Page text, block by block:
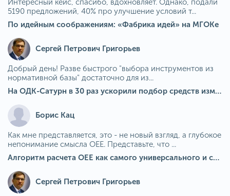
Интересный кейс, спасибо, вдохновляет. Однако, подали
5190 предложений, 40% про улучшение условий т...
По идейным соображениям: «Фабрика идей» на МГОКе
Сергей Петрович Григорьев
Добрый день! Разве быстрого "выбора инструментов из
нормативной базы" достаточно для из...
На ОДК-Сатурн в 30 раз ускорили подбор средств измерения для контроля качества продукции
Борис Кац
Как мне представляется, это - не новый взгляд, а глубокое
непонимание смысла OEE. Представьте, что ...
Алгоритм расчета ОЕЕ как самого универсального и современного показателя эффективности оборудования в мире
Сергей Петрович Григорьев